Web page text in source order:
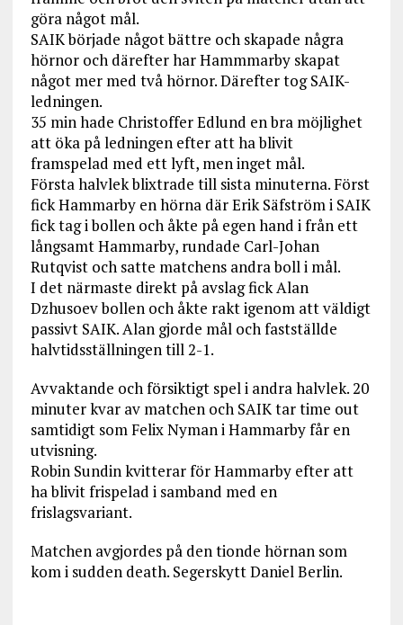
göra något mål.
SAIK började något bättre och skapade några
hörnor och därefter har Hammmarby skapat
något mer med två hörnor. Därefter tog SAIK-
ledningen.
35 min hade Christoffer Edlund en bra möjlighet
att öka på ledningen efter att ha blivit
framspelad med ett lyft, men inget mål.
Första halvlek blixtrade till sista minuterna. Först
fick Hammarby en hörna där Erik Säfström i SAIK
fick tag i bollen och åkte på egen hand i från ett
långsamt Hammarby, rundade Carl-Johan
Rutqvist och satte matchens andra boll i mål.
I det närmaste direkt på avslag fick Alan
Dzhusoev bollen och åkte rakt igenom att väldigt
passivt SAIK. Alan gjorde mål och fastställde
halvtidsställningen till 2-1.
Avvaktande och försiktigt spel i andra halvlek. 20
minuter kvar av matchen och SAIK tar time out
samtidigt som Felix Nyman i Hammarby får en
utvisning.
Robin Sundin kvitterar för Hammarby efter att
ha blivit frispelad i samband med en
frislagsvariant.
Matchen avgjordes på den tionde hörnan som
kom i sudden death. Segerskytt Daniel Berlin.